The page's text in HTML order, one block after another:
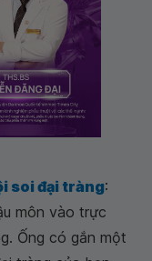
soi đại tràng:
môn vào trực
Ống có gắn một